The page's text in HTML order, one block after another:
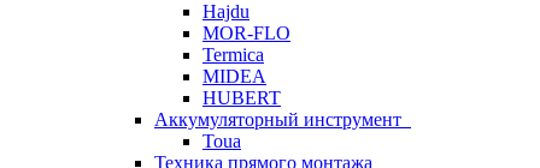
Hajdu
MOR-FLO
Termica
MIDEA
HUBERT
Аккумуляторный инструмент
Toua
Техника прямого монтажа